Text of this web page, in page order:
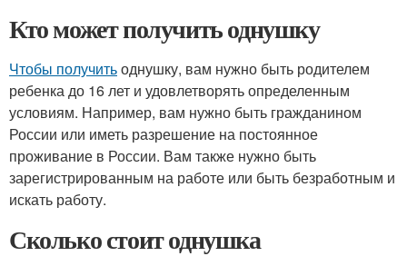
Кто может получить однушку
Чтобы получитьоднушку, вам нужно быть родителем
ребенка до 16 лет и удовлетворять определенным
условиям. Например, вам нужно быть гражданином
России или иметь разрешение на постоянное
проживание в России. Вам также нужно быть
зарегистрированным на работе или быть безработным и
искать работу.
Сколько стоит однушка